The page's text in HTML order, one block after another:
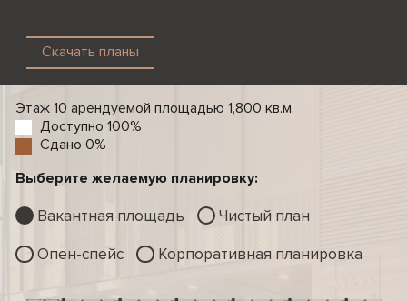
Скачать планы
Этаж 10 арендуемой площадью 1,800 кв.м.
Доступно 100%
Сдано 0%
Выберите желаемую планировку:
Вакантная площадь Чистый план
Опен-спейс Корпоративная планировка